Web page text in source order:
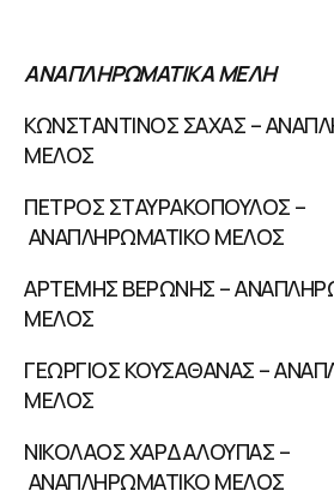
ΑΝΑΠΛΗΡΩΜΑΤΙΚΑ ΜΕΛΗ
ΚΩΝΣΤΑΝΤΙΝΟΣ ΣΑΧΑΣ –
ΜΕΛΟΣ
ΠΕΤΡΟΣ ΣΤΑΥΡΑΚΟΠΟΥΛΟΣ –
ΑΝΑΠΛΗΡΩΜΑΤΙΚΟ ΜΕΛΟΣ
ΑΡΤΕΜΗΣ ΒΕΡΩΝΗΣ –
ΜΕΛΟΣ
ΓΕΩΡΓΙΟΣ ΚΟΥΣΑΘΑΝΑΣ –
ΜΕΛΟΣ
ΝΙΚΟΛΑΟΣ ΧΑΡΔΑΛΟΥΠΑΣ –
ΑΝΑΠΛΗΡΩΜΑΤΙΚΟ ΜΕΛΟΣ